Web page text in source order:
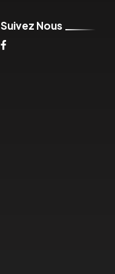
Suivez Nous